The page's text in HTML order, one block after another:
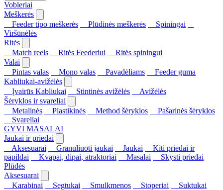
Vobleriai
Meškerės
Feeder tipo meškerės
Plūdinės meškerės
Spiningai
Viršūnėlės
Ritės
Match reels
Ritės Feederiui
Ritės spiningui
Valai
Pintas valas
Mono valas Pavadėliams
Feeder guma
Kabliukai-avižėlės
Įvairūs Kabliukai
Stintinės avižėlės
Avižėlės
Šėryklos ir svareliai
Metalinės
Plastikinės Method šėryklos
Pašarinės šėryklos
Svareliai
GYVI MASALAI
Jaukai ir priedai
Aksesuarai
Granuliuoti jaukai Jaukai
Kiti priedai ir
papildai
Kvapai, dipai, atraktoriai Masalai
Skysti priedai
Plūdės
Aksesuarai
Karabinai
Segtukai Smulkmenos Stoperiai
Suktukai